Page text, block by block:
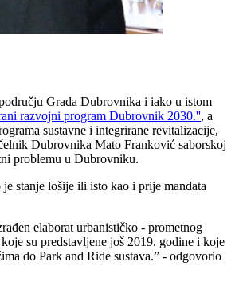
Grada Dubrovnika i iako u istom
razvojni program Dubrovnik 2030.'', a
sustavne i integrirane revitalizacije,
Dubrovnika Mato Franković saborskoj
problemu u Dubrovniku.
stanje lošije ili isto kao i prije mandata
elaborat urbanističko - prometnog
su predstavljene još 2019. godine i koje
do Park and Ride sustava.” - odgovorio